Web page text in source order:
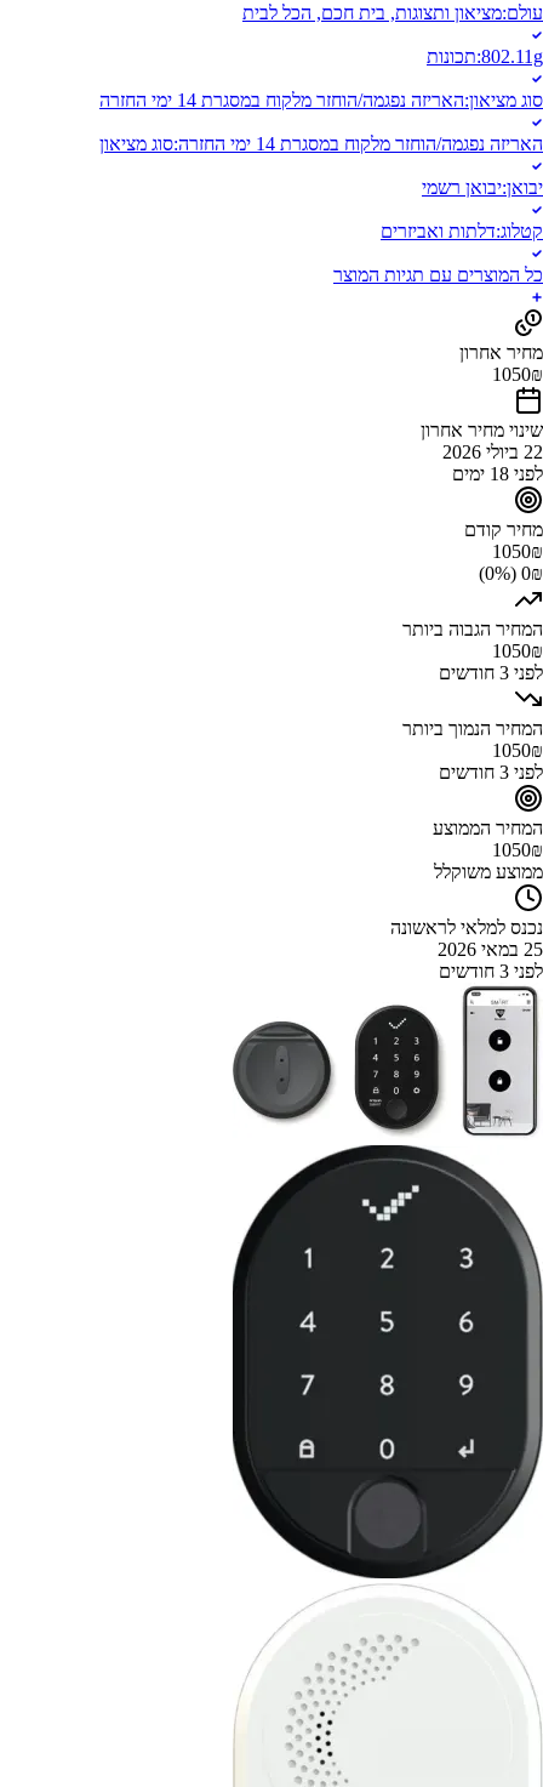
עולם:מציאון ותצוגות, בית חכם, הכל לבית
802.11g
:תכונות
סוג מציאון:האריזה נפגמה/הוחזר מלקוח במסגרת 14 ימי החזרה
האריזה נפגמה/הוחזר מלקוח במסגרת 14 ימי החזרה :סוג מציאון
יבואן:יבואן רשמי
קטלוג:דלתות ואביזרים
כל המוצרים עם תגיות המוצר
מחיר אחרון
1050₪
שינוי מחיר אחרון
22 ביולי 2026
לפני 18 ימים
מחיר קודם
1050₪
0₪ (0%)
המחיר הגבוה ביותר
1050₪
לפני 3 חודשים
המחיר הנמוך ביותר
1050₪
לפני 3 חודשים
המחיר הממוצע
1050₪
ממוצע משוקלל
נכנס למלאי לראשונה
25 במאי 2026
לפני 3 חודשים